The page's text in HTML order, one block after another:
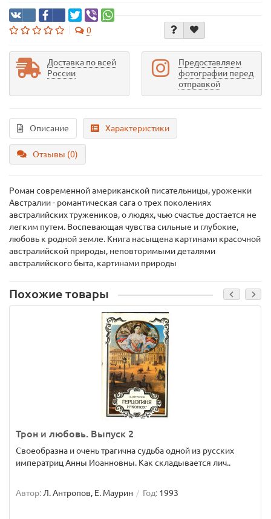
0
Доставка по всей
России
Предоставляем
фотографии перед
отправкой
Описание Характеристики
Отзывы (0)
Роман современной американской писательницы, уроженки
Австралии - романтическая сага о трех поколениях
австралийских тружеников, о людях, чью счастье достается не
легким путем. Воспевающая чувства сильные и глубокие,
любовь к родной земле. Книга насыщена картинами красочной
австралийской природы, неповторимыми деталями
австралийского быта, картинами природы
Похожие товары
Трон и любовь. Выпуск 2
Своеобразна и очень трагична судьба одной из русских
императриц Анны Иоанновны. Как складывается лич..
Автор: Л. Антропов, Е. Маурин Год: 1993